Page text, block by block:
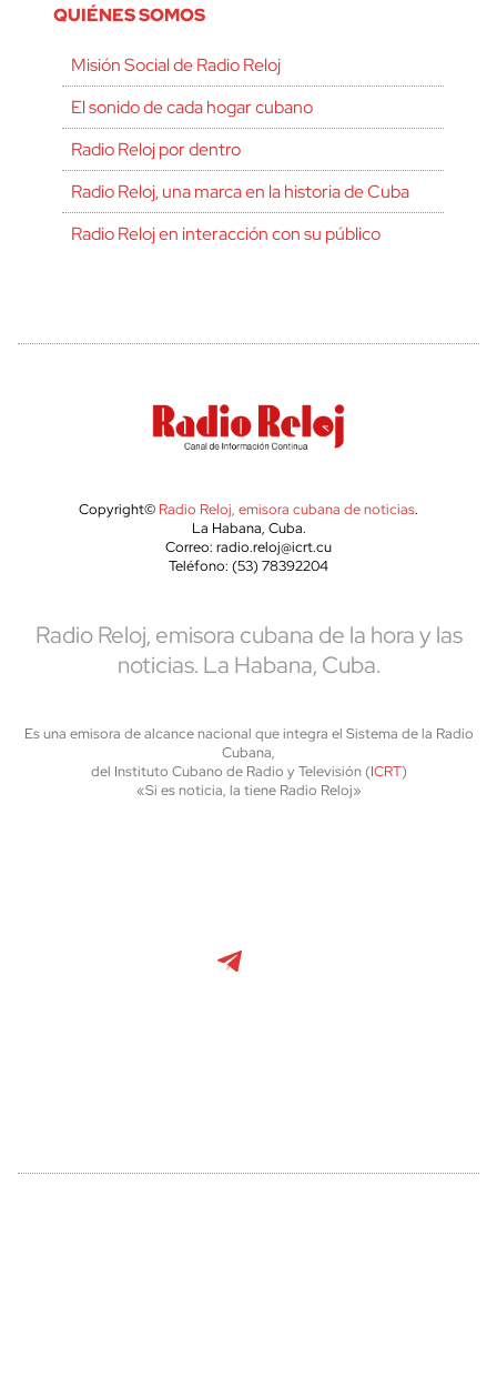
QUIÉNES SOMOS
Misión Social de Radio Reloj
El sonido de cada hogar cubano
Radio Reloj por dentro
Radio Reloj, una marca en la historia de Cuba
Radio Reloj en interacción con su público
Copyright© Radio Reloj, emisora cubana de noticias.
La Habana, Cuba.
Correo: radio.reloj@icrt.cu
Teléfono: (53) 78392204
Radio Reloj, emisora cubana de la hora y las
noticias. La Habana, Cuba.
Es una emisora de alcance nacional que integra el Sistema de la Radio
Cubana,
del Instituto Cubano de Radio y Televisión (ICRT)
«Si es noticia, la tiene Radio Reloj»